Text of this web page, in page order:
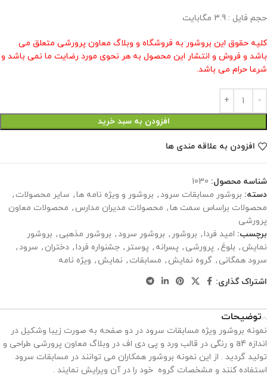
حجم فایل : 3.9 مگابایت
کلیه حقوق این بروشور به فروشگاه و وبلاگ معاون پرورشی متعلق می
باشد و فروش و انتشار این محصول به هر نحوی مورد رضایت ما نمی باشد و
شرعا حرام می باشد.
افزودن به سبد خرید
افزودن به علاقه مندی ها
شناسه محصول: 1030
دسته: بروشور مسابقات سرود , بروشور و ویژه نامه ها, سایر محصولات ,
محصولات براساس سمت ها, محصولات مدیران مدارس , محصولات معاون
پرورشی
برچسب: امید فردا, بروشور , بروشور سرود , بروشور مذهبی , بروشور
نمایش , بلوغ , پرورشی , پسرانه , پوستر , جشنواره فردا, دختران , سرود ,
سرود همگانی , گروه نمایش , مسابقات , نمایش , ویژه نامه
اشتراک گذاری:
توضیحات
نمونه بروشور ویژه مسابقات سرود در دو صفحه به صورت زیبا وشکیل در
اندازه a4 و رنگی در قالب ورد و پی دی اف در وبلاگ معاون پرورشی طراحی و
تولید گردید . از این نمونه بروشور همکاران می توانند در مسابقات سرود
استفاده کنند و مشخصات گروه خود را در آن ویرایش نمایند .